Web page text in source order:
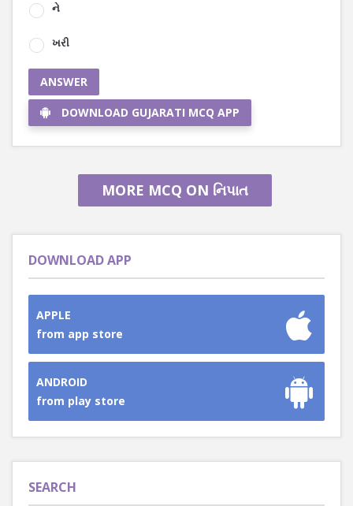
ને
ખરી
ANSWER
DOWNLOAD GUJARATI MCQ APP
MORE MCQ ON નિપાત
DOWNLOAD APP
APPLE
from app store
ANDROID
from play store
SEARCH